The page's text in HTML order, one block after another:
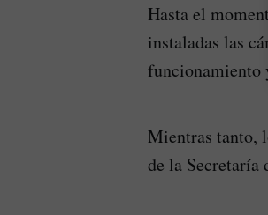
Hasta el
instaladas las
funcionamiento
Mientras tanto,
de la Secretaría